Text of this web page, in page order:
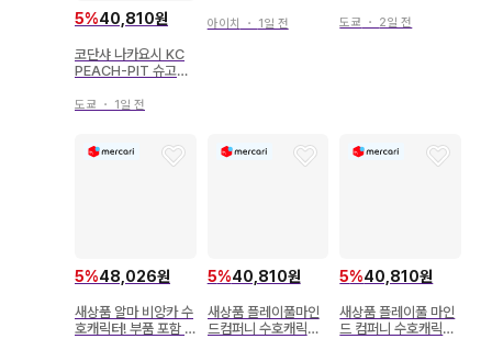
5%40,810원
코단샤 나카요시 KC
PEACH-PIT 슈고캬
도쿄 ・ 1일 전
아이치 ・ 1일 전 도쿄 ・ 2일 전
5%48,026원
새상품 알마 비앙카 수
호캐릭터! 부품 포함 B
5%40,810원
새상품 플레이풀마인
드컴퍼니 수호캐릭터!
5%40,810원
새상품 플레이풀 마인
드 컴퍼니 수호캐릭터!